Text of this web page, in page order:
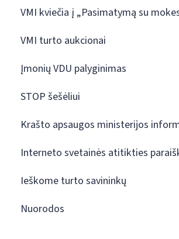
VMI kviečia į „Pasimatymą su
VMI turto aukcionai
Įmonių VDU palyginimas
STOP šešėliui
Krašto apsaugos ministerijos
Interneto svetainės atitikties
Ieškome turto savininkų
Nuorodos